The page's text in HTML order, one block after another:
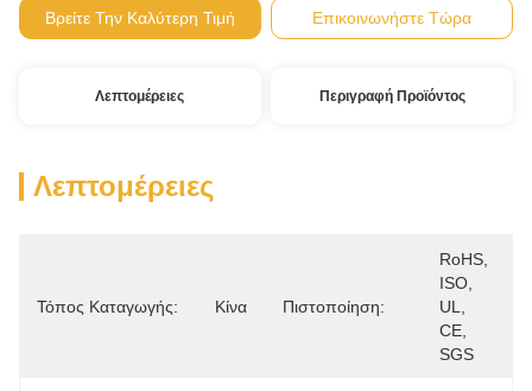
Βρείτε Την Καλύτερη Τιμή
Επικοινωνήστε Τώρα
Λεπτομέρειες Περιγραφή Προϊόντος
Λεπτομέρειες
Τόπος Καταγωγής: Κίνα Πιστοποίηση:
RoHS,
ISO,
UL,
CE,
SGS